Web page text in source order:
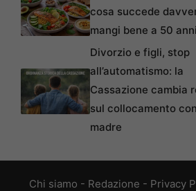
cosa succede
mangi bene a 50 anni
Divorzio e figli, stop
all’automatismo: la
Cassazione cambia
sul collocamento
madre
Chi siamo - Redazione - Privacy